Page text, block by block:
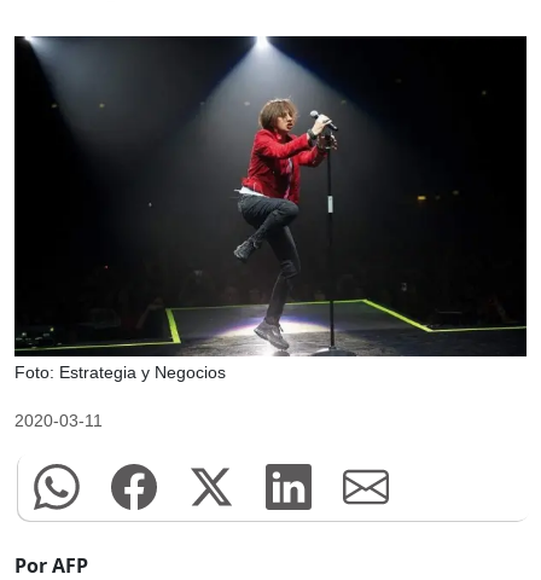
Foto: Estrategia y Negocios
2020-03-11
Por AFP